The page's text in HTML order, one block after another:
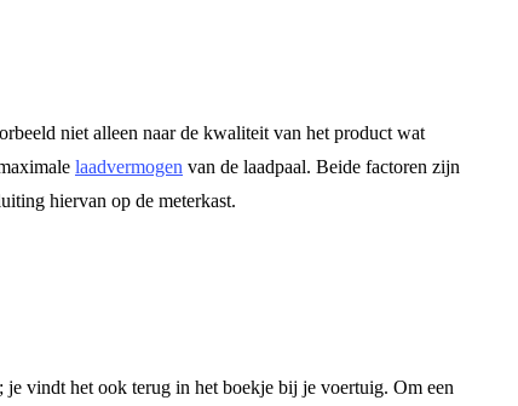
niet alleen naar de kwaliteit van het product wat
laadvermogen van de laadpaal. Beide factoren zijn
hiervan op de meterkast.
vindt het ook terug in het boekje bij je voertuig. Om een